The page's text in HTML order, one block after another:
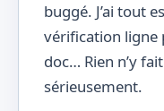
buggé. J’ai tout
vérification ligne
doc… Rien n’y
sérieusement.